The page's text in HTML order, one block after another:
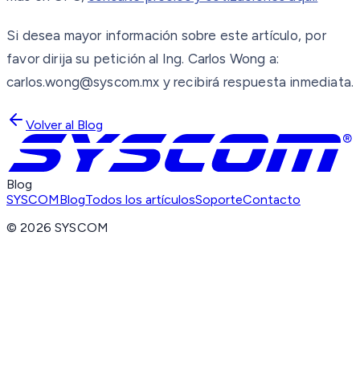
Si desea mayor información sobre este artículo, por
favor dirija su petición al Ing. Carlos Wong a:
carlos.wong@syscom.mx y recibirá respuesta inmediata.
Volver al Blog
Blog
SYSCOMBlogTodos los artículosSoporteContacto
©2026 SYSCOM